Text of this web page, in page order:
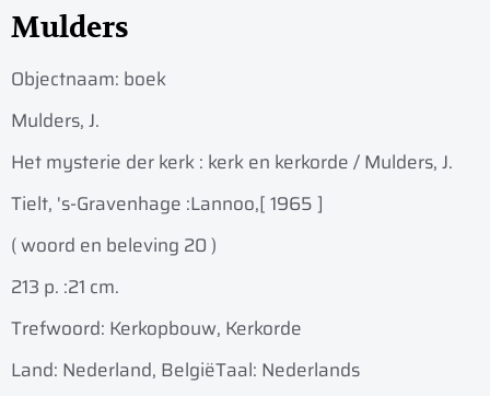
Mulders
Objectnaam: boek
Mulders, J.
Het mysterie der kerk : kerk en kerkorde / Mulders, J.
Tielt, 's-Gravenhage :Lannoo,[ 1965 ]
( woord en beleving 20 )
213 p. :21 cm.
Trefwoord: Kerkopbouw, Kerkorde
Land: Nederland, BelgiëTaal: Nederlands